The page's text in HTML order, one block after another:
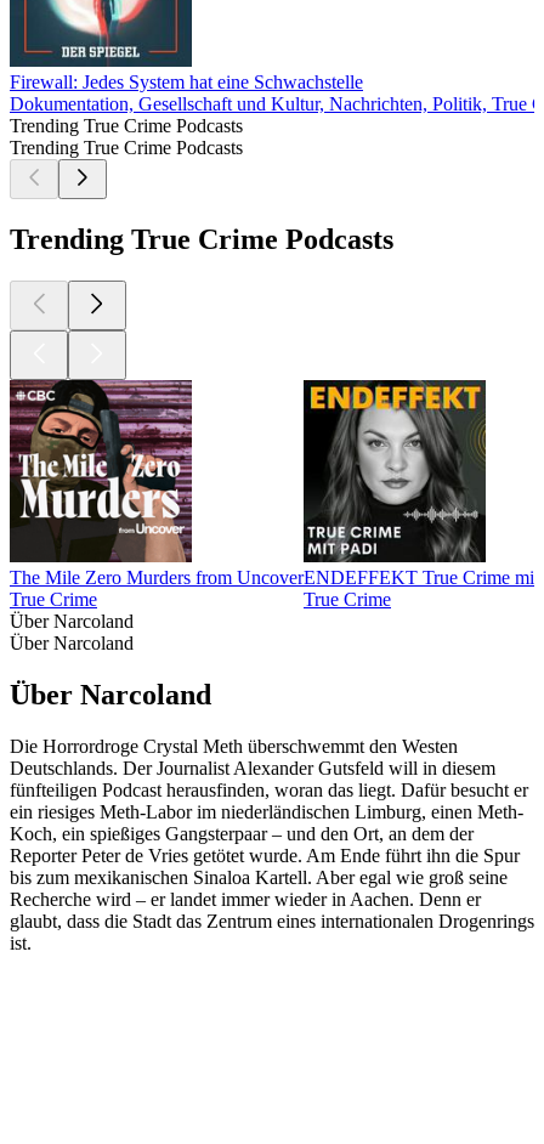
Firewall: Jedes System hat eine Schwachstelle
Dokumentation, Gesellschaft und Kultur, Nachrichten, Politik, True
Trending True Crime Podcasts
Trending True Crime Podcasts
Trending True Crime Podcasts
The Mile Zero Murders from Uncover
True Crime
ENDEFFEKT True Crime mit
True Crime
Über Narcoland
Über Narcoland
Über Narcoland
Die Horrordroge Crystal Meth überschwemmt den Westen
Deutschlands. Der Journalist Alexander Gutsfeld will in diesem
fünfteiligen Podcast herausfinden, woran das liegt. Dafür besucht er
ein riesiges Meth-Labor im niederländischen Limburg, einen Meth-
Koch, ein spießiges Gangsterpaar – und den Ort, an dem der
Reporter Peter de Vries getötet wurde. Am Ende führt ihn die Spur
bis zum mexikanischen Sinaloa Kartell. Aber egal wie groß seine
Recherche wird – er landet immer wieder in Aachen. Denn er
glaubt, dass die Stadt das Zentrum eines internationalen Drogenrings
ist.